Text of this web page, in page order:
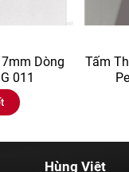
Dòng
011
Tấm
Hùng Việt